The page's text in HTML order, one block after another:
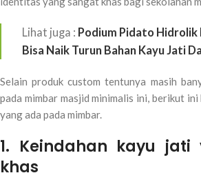
Lihat juga : Podium Pidato
Bisa Naik Turun Bahan Kayu Jati
Selain produk custom tentunya masih
pada mimbar masjid minimalis ini, berikut
yang ada pada mimbar.
1. Keindahan kayu
khas